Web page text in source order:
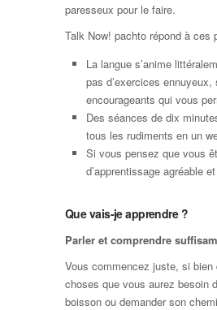
paresseux pour le faire.
Talk Now! pachto répond à ces
La langue s’anime
pas d’exercices
encourageants qui vous
Des séances de dix
tous les rudiments en un
Si vous pensez que vous
d’apprentissage agréable
Que vais-je apprendre ?
Parler et comprendre
Vous commencez juste, si bien
choses que vous aurez besoin
boisson ou demander son